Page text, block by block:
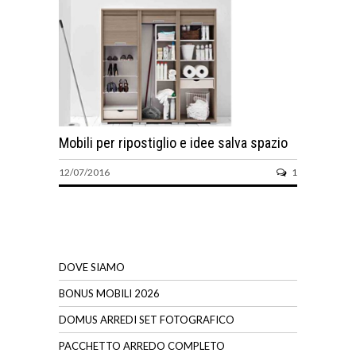
Mobili per ripostiglio e idee salva spazio
12/07/2016 1
DOVE SIAMO
BONUS MOBILI 2026
DOMUS ARREDI SET FOTOGRAFICO
PACCHETTO ARREDO COMPLETO